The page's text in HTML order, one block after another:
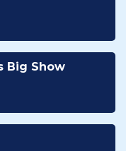
Big Show